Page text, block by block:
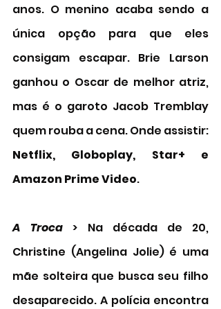
anos. O menino acaba sendo a
única opção para que eles
consigam escapar. Brie Larson
ganhou o Oscar de melhor atriz,
mas é o garoto Jacob Tremblay
Netflix, Globoplay, Star+ e
Amazon Prime Video.
A Troca > Na década de 20,
Christine (Angelina Jolie) é uma
mãe solteira que busca seu filho
desaparecido. A polícia encontra